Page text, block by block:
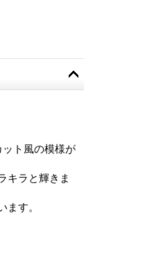
ト風の模様が
キラと輝きま
す。